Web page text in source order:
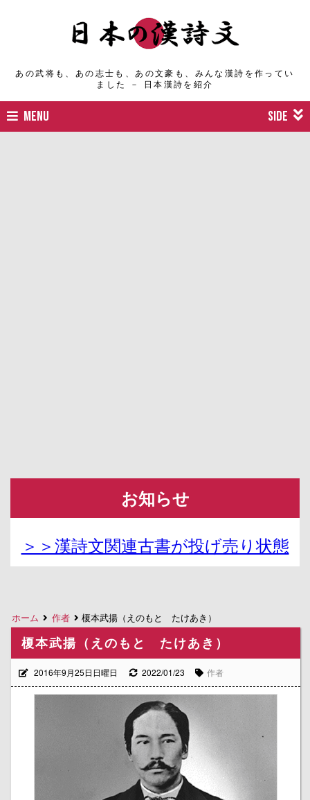
あの武将も、あの志士も、あの文豪も、みんな漢詩を作ってい
ました － 日本漢詩を紹介
MENU SIDE
お知らせ
＞＞漢詩文関連古書が投げ売り状態
ホーム 作者 榎本武揚（えのもと たけあき）
榎本武揚（えのもと たけあき）
2016年9月25日日曜日 2022/01/23 作者